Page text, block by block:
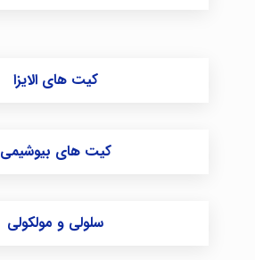
کیت های الایزا
کیت های بیوشیمی
سلولی و مولکولی